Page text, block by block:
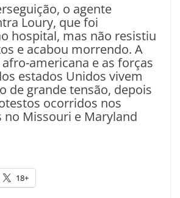
o agente
Loury, que foi
hospital, mas não resistiu
e acabou morrendo. A
americana e as forças
estados Unidos vivem
de grande tensão, depois
ocorridos nos
Missouri e Maryland
18+